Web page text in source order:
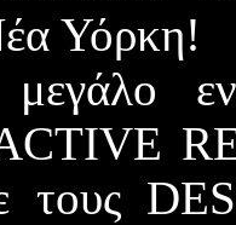
Υόρκη!
τους